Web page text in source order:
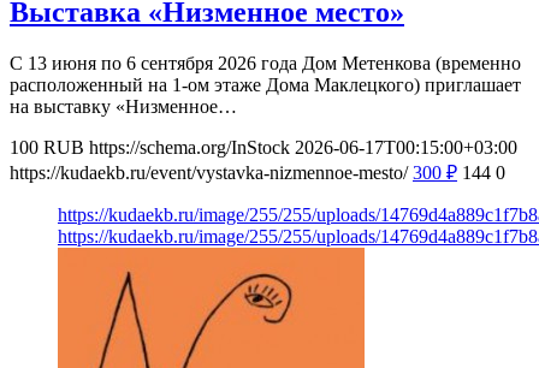
Выставка «Низменное место»
С 13 июня по 6 сентября 2026 года Дом Метенкова (временно
расположенный на 1-ом этаже Дома Маклецкого) приглашает
на выставку «Низменное…
100 RUB https://schema.org/InStock 2026-06-17T00:15:00+03:00
https://kudaekb.ru/event/vystavka-nizmennoe-mesto/ 300 ₽ 144 0
https://kudaekb.ru/image/255/255/uploads/
https://kudaekb.ru/image/255/255/uploads/